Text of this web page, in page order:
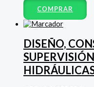
COMPRAR
DISEÑO,